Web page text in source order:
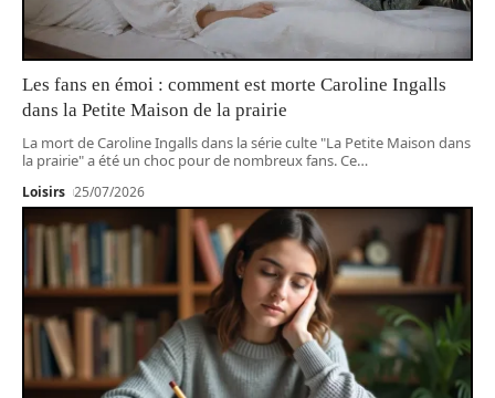
Les fans en émoi : comment est morte Caroline Ingalls
dans la Petite Maison de la prairie
La mort de Caroline Ingalls dans la série culte "La Petite Maison dans
la prairie" a été un choc pour de nombreux fans. Ce…
Loisirs 25/07/2026